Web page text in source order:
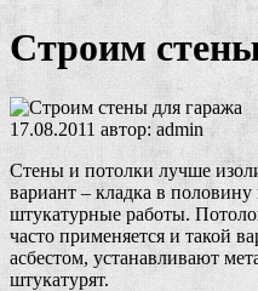
Строим
17.08.2011 автор: admin
Стены и потолки лучше
вариант – кладка в
штукатурные работы.
часто применяется и такой
асбестом, устанавливают
штукатурят.